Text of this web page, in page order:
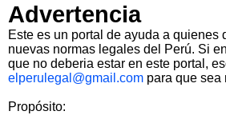
Advertencia
Este es un portal de ayuda a quienes
nuevas normas legales del Perú. Si
que no deberia estar en este portal,
elperulegal@gmail.com para que sea
Propósito: